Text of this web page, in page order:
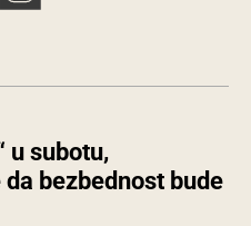
u subotu,
bezbednost bude